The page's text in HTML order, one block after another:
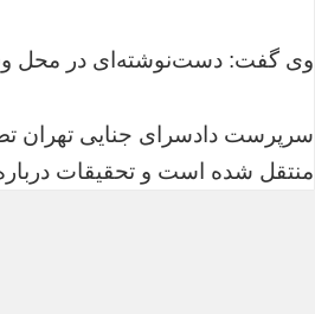
وی گفت: دست‌نوشته‌ای در محل
سرپرست دادسرای جنایی تهران
منتقل شده است و تحقیقات درباره